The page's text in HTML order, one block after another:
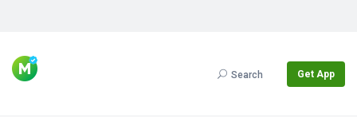
Search Get App